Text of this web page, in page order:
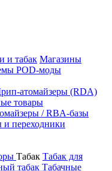
и табак Магазины
POD-моды
атомайзеры (RDA)
товары
/ RBA-базы
и переходники
Табак Табак для
табак Табачные